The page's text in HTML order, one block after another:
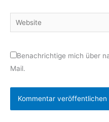
Website
Benachrichtige mich über
Mail.